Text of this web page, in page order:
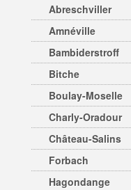
Abreschviller
Amnéville
Bambiderstroff
Bitche
Boulay-Moselle
Charly-Oradour
Château-Salins
Forbach
Hagondange